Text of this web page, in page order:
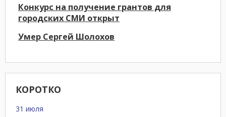
КОРОТКО
31 июля
Конкурс на получение грантов для
городских СМИ открыт
Умер Сергей Шолохов